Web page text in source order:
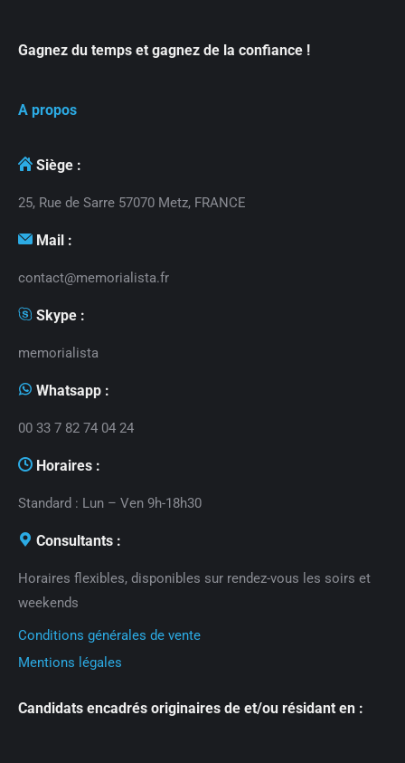
Gagnez du temps et gagnez de la confiance !
A propos
Siège :
25, Rue de Sarre 57070 Metz, FRANCE
Mail :
contact@memorialista.fr
Skype :
memorialista
Whatsapp :
00 33 7 82 74 04 24
Horaires :
Standard : Lun – Ven 9h-18h30
Consultants :
Horaires flexibles, disponibles sur rendez-vous les soirs et
weekends
Conditions générales de vente
Mentions légales
Candidats encadrés originaires de et/ou résidant en :